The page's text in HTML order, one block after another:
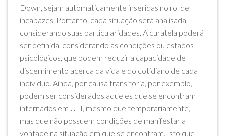
Down, sejam automaticamente inseridas no rol de
incapazes. Portanto, cada situação será analisada
considerando suas particularidades. A curatela poderá
ser definida, considerando as condições ou estados
psicológicos, que podem reduzir a capacidade de
discernimento acerca da vida e do cotidiano de cada
indivíduo. Ainda, por causa transitória, por exemplo,
podem ser considerados aqueles que se encontram
internados em UTI, mesmo que temporariamente,
mas que não possuem condições de manifestar a
vontade na situação em que se encontram. Isto que